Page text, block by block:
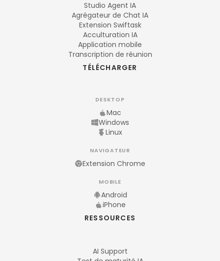
Studio Agent IA
Agrégateur de Chat IA
Extension Swiftask
Acculturation IA
Application mobile
Transcription de réunion
TÉLÉCHARGER
DESKTOP
Mac
Windows
Linux
NAVIGATEUR
Extension Chrome
MOBILE
Android
iPhone
RESSOURCES
AI Support